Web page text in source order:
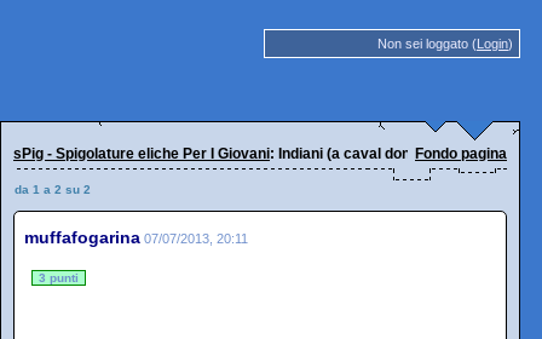
Non sei loggato (Login)
sPig - Spigolature eliche Per I Giovani: Indiani (a caval donando)Fondo pagina
da 1 a 2 su 2
muffafogarina 07/07/2013, 20:11
3 punti